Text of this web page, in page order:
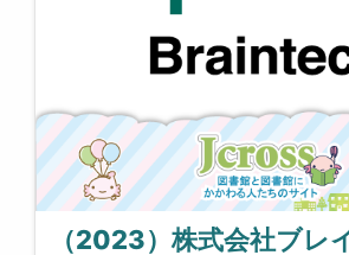
（2023）株式会社ブレ